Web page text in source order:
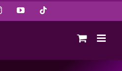
InstagramYouTube